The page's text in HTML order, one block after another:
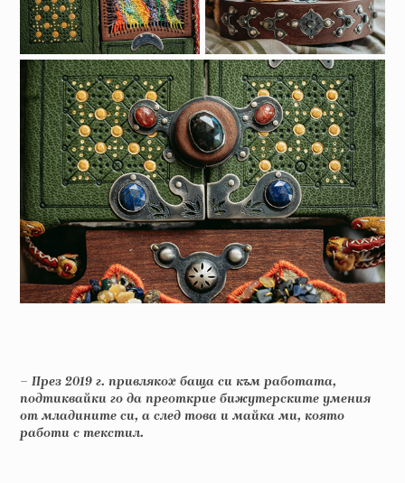
– През 2019 г. привлякох баща си към работата,
подтиквайки го да преоткрие бижутерските умения
от младините си, a след това и майка ми, която
работи с текстил.